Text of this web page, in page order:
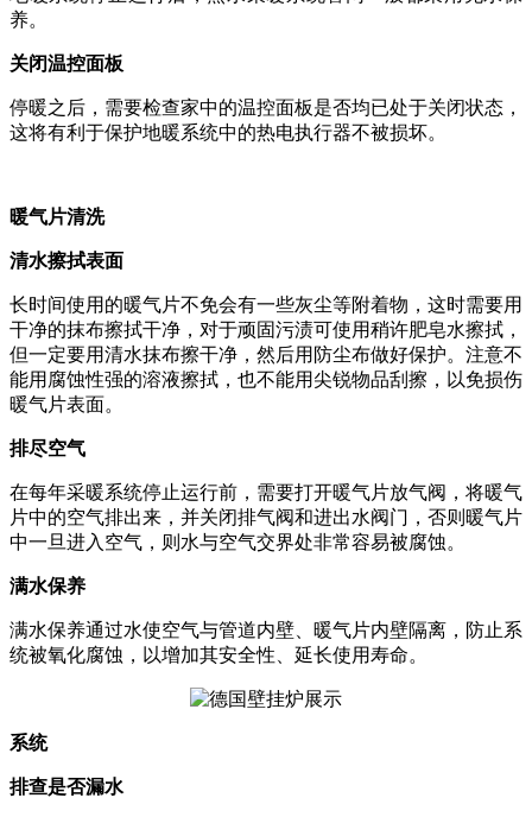
养。
关闭温控面板
停暖之后，需要检查家中的温控面板是否均已处于关闭状态，
这将有利于保护地暖系统中的热电执行器不被损坏。
暖气片清洗
清水擦拭表面
长时间使用的暖气片不免会有一些灰尘等附着物，这时需要用
干净的抹布擦拭干净，对于顽固污渍可使用稍许肥皂水擦拭，
但一定要用清水抹布擦干净，然后用防尘布做好保护。注意不
能用腐蚀性强的溶液擦拭，也不能用尖锐物品刮擦，以免损伤
暖气片表面。
排尽空气
在每年采暖系统停止运行前，需要打开暖气片放气阀，将暖气
片中的空气排出来，并关闭排气阀和进出水阀门，否则暖气片
中一旦进入空气，则水与空气交界处非常容易被腐蚀。
满水保养
满水保养通过水使空气与管道内壁、暖气片内壁隔离，防止系
统被氧化腐蚀，以增加其安全性、延长使用寿命。
系统
排查是否漏水